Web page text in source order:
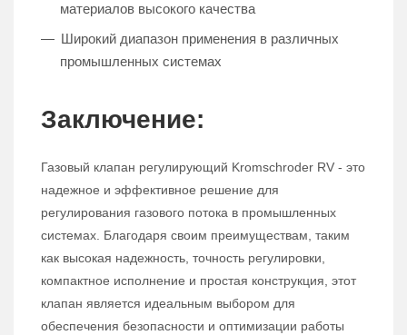
материалов высокого качества
Широкий диапазон применения в различных
промышленных системах
Заключение:
Газовый клапан регулирующий Kromschroder RV - это
надежное и эффективное решение для
регулирования газового потока в промышленных
системах. Благодаря своим преимуществам, таким
как высокая надежность, точность регулировки,
компактное исполнение и простая конструкция, этот
клапан является идеальным выбором для
обеспечения безопасности и оптимизации работы